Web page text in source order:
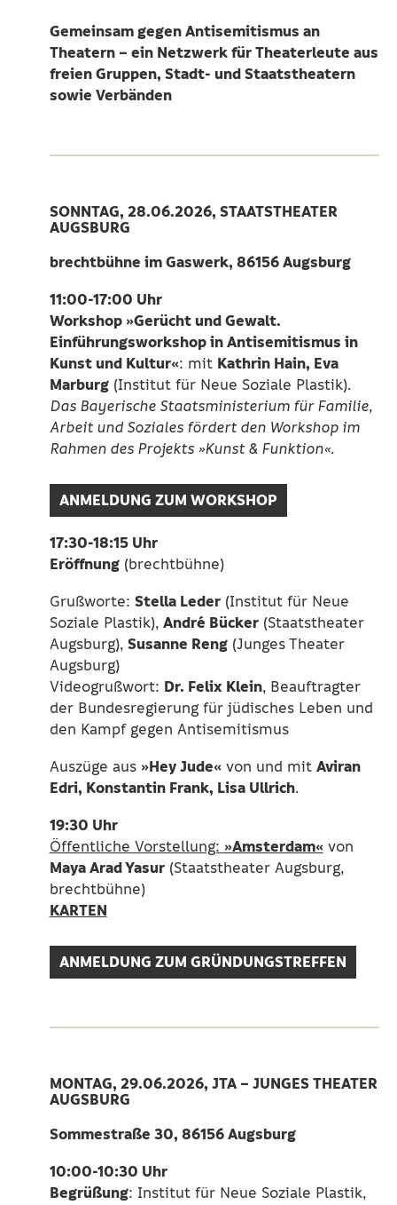
Gemeinsam gegen Antisemitismus an
Theatern – ein Netzwerk für Theaterleute aus
freien Gruppen, Stadt- und Staatstheatern
sowie Verbänden
SONNTAG, 28.06.2026, STAATSTHEATER
AUGSBURG
brechtbühne im Gaswerk, 86156 Augsburg
11:00-17:00 Uhr
Workshop »Gerücht und Gewalt.
Einführungsworkshop in Antisemitismus in
Kunst und Kultur«: mit Kathrin Hain, Eva
Marburg(Institut für Neue Soziale Plastik).
Das Bayerische Staatsministerium für Familie,
Arbeit und Soziales fördert den Workshop im
Rahmen des Projekts »Kunst & Funktion«.
ANMELDUNG ZUM WORKSHOP
17:30-18:15 Uhr
Eröffnung(brechtbühne)
Grußworte: Stella Leder(Institut für Neue
Soziale Plastik), André Bücker(Staatstheater
Augsburg), Susanne Reng(Junges Theater
Augsburg)
Videogrußwort: Dr. Felix Klein, Beauftragter
der Bundesregierung für jüdisches Leben und
den Kampf gegen Antisemitismus
Auszüge aus »Hey Jude«von und mit Aviran
Edri, Konstantin Frank, Lisa Ullrich.
19:30 Uhr
Öffentliche Vorstellung: »Amsterdam«von
Maya Arad Yasur(Staatstheater Augsburg,
brechtbühne)
KARTEN
ANMELDUNG ZUM GRÜNDUNGSTREFFEN
MONTAG, 29.06.2026, JTA – JUNGES THEATER
AUGSBURG
Sommestraße 30, 86156 Augsburg
10:00-10:30 Uhr
Begrüßung: Institut für Neue Soziale Plastik,